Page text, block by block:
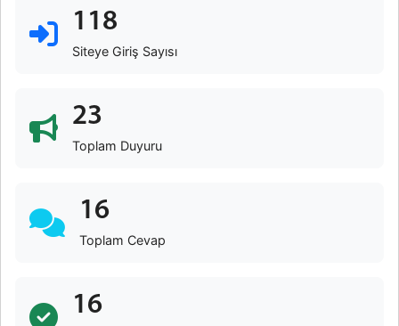
118
Siteye Giriş Sayısı
23
Toplam Duyuru
16
Toplam Cevap
16